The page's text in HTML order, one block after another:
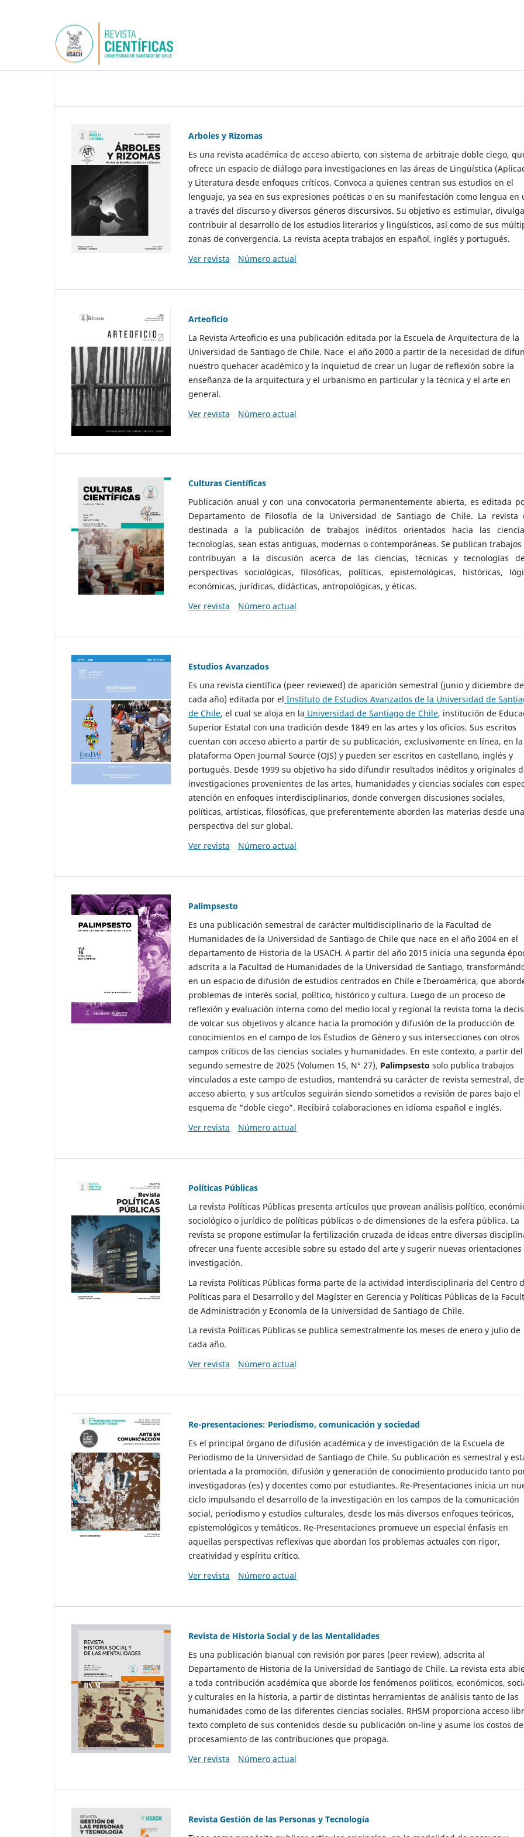
Arboles y Rizomas
Es una revista académica de acceso abierto, con sistema de arbitraje doble ciego,
ofrece un espacio de diálogo para investigaciones en las áreas de Lingüística
y Literatura desde enfoques críticos. Convoca a quienes centran sus estudios en el
lenguaje, ya sea en sus expresiones poéticas o en su manifestación como lengua en
a través del discurso y diversos géneros discursivos. Su objetivo es estimular,
contribuir al desarrollo de los estudios literarios y lingüísticos, así como de sus
zonas de convergencia. La revista acepta trabajos en español, inglés y portugués.
Ver revista
Número actual
Arteoficio
La Revista Arteoficio es una publicación editada por la Escuela de Arquitectura de la
Universidad de Santiago de Chile. Nace el año 2000 a partir de la necesidad de
nuestro quehacer académico y la inquietud de crear un lugar de reflexión sobre la
enseñanza de la arquitectura y el urbanismo en particular y la técnica y el arte en
general.
Ver revista
Número actual
Culturas Científicas
Publicación anual y con una convocatoria permanentemente abierta, es editada
Departamento de Filosofía de la Universidad de Santiago de Chile. La revista
destinada a la publicación de trabajos inéditos orientados hacia las
tecnologías, sean estas antiguas, modernas o contemporáneas. Se publican
contribuyan a la discusión acerca de las ciencias, técnicas y tecnologías
perspectivas sociológicas, filosóficas, políticas, epistemológicas, históricas,
económicas, jurídicas, didácticas, antropológicas, y éticas.
Ver revista
Número actual
Estudios Avanzados
Es una revista científica (peer reviewed) de aparición semestral (junio y diciembre de
cada año) editada por el Instituto de Estudios Avanzados de la Universidad de
de Chile, el cual se aloja en la Universidad de Santiago de Chile, institución de
Superior Estatal con una tradición desde 1849 en las artes y los oficios. Sus escritos
cuentan con acceso abierto a partir de su publicación, exclusivamente en línea, en la
plataforma Open Journal Source (OJS) y pueden ser escritos en castellano, inglés y
portugués. Desde 1999 su objetivo ha sido difundir resultados inéditos y originales
investigaciones provenientes de las artes, humanidades y ciencias sociales con
atención en enfoques interdisciplinarios, donde convergen discusiones sociales,
políticas, artísticas, filosóficas, que preferentemente aborden las materias desde una
perspectiva del sur global.
Ver revista
Número actual
Palimpsesto
Es una publicación semestral de carácter multidisciplinario de la Facultad de
Humanidades de la Universidad de Santiago de Chile que nace en el año 2004 en el
departamento de Historia de la USACH. A partir del año 2015 inicia una segunda
adscrita a la Facultad de Humanidades de la Universidad de Santiago,
en un espacio de difusión de estudios centrados en Chile e Iberoamérica, que
problemas de interés social, político, histórico y cultura. Luego de un proceso de
reflexión y evaluación interna como del medio local y regional la revista toma la
de volcar sus objetivos y alcance hacia la promoción y difusión de la producción de
conocimientos en el campo de los Estudios de Género y sus intersecciones con otros
campos críticos de las ciencias sociales y humanidades. En este contexto, a partir del
segundo semestre de 2025 (Volumen 15, N° 27), Palimpsesto solo publica trabajos
vinculados a este campo de estudios, mantendrá su carácter de revista semestral, de
acceso abierto, y sus artículos seguirán siendo sometidos a revisión de pares bajo el
esquema de “doble ciego”. Recibirá colaboraciones en idioma español e inglés.
Ver revista
Número actual
Políticas Públicas
La revista Políticas Públicas presenta artículos que provean análisis político,
sociológico o jurídico de políticas públicas o de dimensiones de la esfera pública. La
revista se propone estimular la fertilización cruzada de ideas entre diversas
ofrecer una fuente accesible sobre su estado del arte y sugerir nuevas orientaciones
investigación.
La revista Políticas Públicas forma parte de la actividad interdisciplinaria del Centro
Políticas para el Desarrollo y del Magíster en Gerencia y Políticas Públicas de la
de Administración y Economía de la Universidad de Santiago de Chile.
La revista Políticas Públicas se publica semestralmente los meses de enero y julio de
cada año.
Ver revista
Número actual
Re-presentaciones: Periodismo, comunicación y sociedad
Es el principal órgano de difusión académica y de investigación de la Escuela de
Periodismo de la Universidad de Santiago de Chile. Su publicación es semestral y
orientada a la promoción, difusión y generación de conocimiento producido tanto
investigadoras (es) y docentes como por estudiantes. Re-Presentaciones inicia un
ciclo impulsando el desarrollo de la investigación en los campos de la comunicación
social, periodismo y estudios culturales, desde los más diversos enfoques teóricos,
epistemológicos y temáticos. Re-Presentaciones promueve un especial énfasis en
aquellas perspectivas reflexivas que abordan los problemas actuales con rigor,
creatividad y espíritu crítico.
Ver revista
Número actual
Revista de Historia Social y de las Mentalidades
Es una publicación bianual con revisión por pares (peer review), adscrita al
Departamento de Historia de la Universidad de Santiago de Chile. La revista esta
a toda contribución académica que aborde los fenómenos políticos, económicos,
y culturales en la historia, a partir de distintas herramientas de análisis tanto de las
humanidades como de las diferentes ciencias sociales. RHSM proporciona acceso
texto completo de sus contenidos desde su publicación on-line y asume los costos de
procesamiento de las contribuciones que propaga.
Ver revista
Número actual
Revista Gestión de las Personas y Tecnología